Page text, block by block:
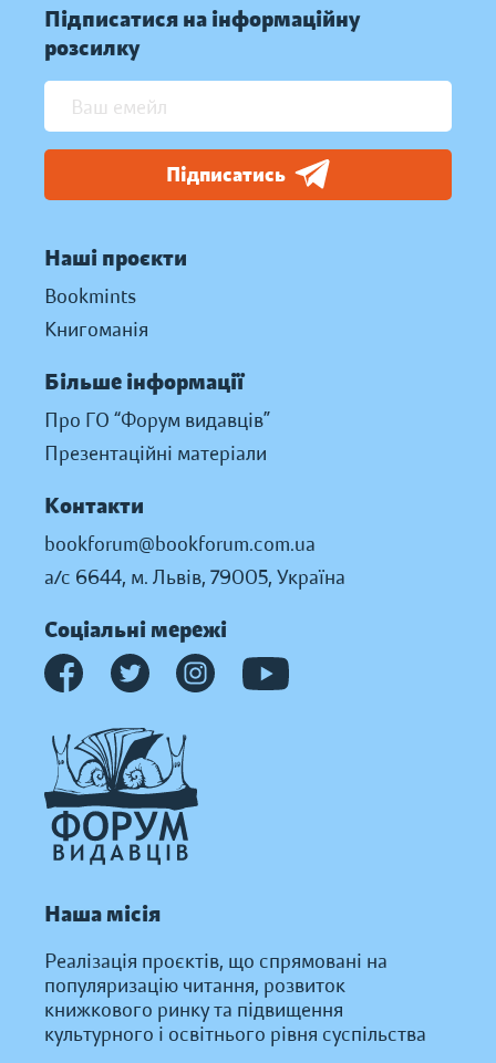
Підписатися на інформаційну
розсилку
Підписатись
Наші проєкти
Bookmints
Книгоманія
Більше інформації
Про ГО “Форум видавців”
Презентаційні матеріали
Контакти
bookforum@bookforum.com.ua
а/с 6644, м. Львів, 79005, Україна
Соціальні мережі
Наша місія
Реалізація проєктів, що спрямовані на
популяризацію читання, розвиток
книжкового ринку та підвищення
культурного і освітнього рівня суспільства